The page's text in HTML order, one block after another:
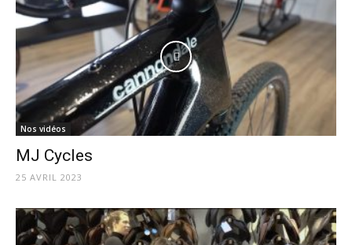
Nos vidéos
MJ Cycles
25 AVRIL 2023